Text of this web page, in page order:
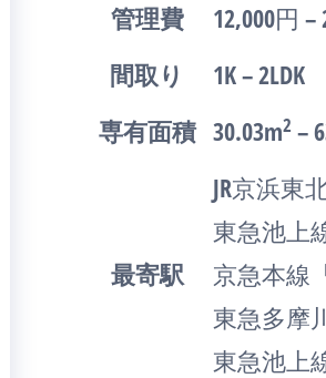
管理費
12,000円 –
間取り
1K – 2LDK
専有面積 30.03m2 –
最寄駅
JR京浜東
東急池上
京急本線
東急多摩
東急池上